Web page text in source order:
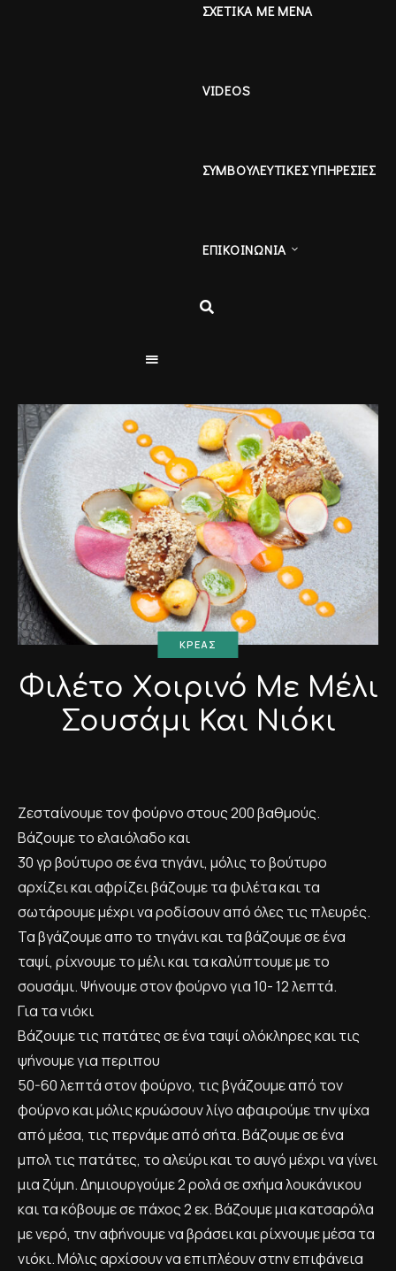
ΣΧΕΤΙΚΑ ΜΕ ΜΕΝΑ
VIDEOS
ΣΥΜΒΟΥΛΕΥΤΙΚΕΣ ΥΠΗΡΕΣΙΕΣ
ΕΠΙΚΟΙΝΩΝΙΑ
ΚΡΈΑΣ
Φιλέτο Xοιρινό Mε Mέλι
Σουσάμι Και Νιόκι
Ζεσταίνουμε τον φούρνο στους 200 βαθμούς.
Βάζουμε το ελαιόλαδο και
30 γρ βούτυρο σε ένα τηγάνι, μόλις το βούτυρο
αρχίζει και αφρίζει βάζουμε τα φιλέτα και τα
σωτάρουμε μέχρι να ροδίσουν από όλες τις πλευρές.
Τα βγάζουμε απο το τηγάνι και τα βάζουμε σε ένα
ταψί, ρίχνουμε το μέλι και τα καλύπτουμε με το
σουσάμι. Ψήνουμε στον φούρνο για 10- 12 λεπτά.
Για τα νιόκι
Βάζουμε τις πατάτες σε ένα ταψί ολόκληρες και τις
ψήνουμε για περιπου
50-60 λεπτά στον φούρνο, τις βγάζουμε από τον
φούρνο και μόλις κρυώσουν λίγο αφαιρούμε την ψίχα
από μέσα, τις περνάμε από σήτα. Βάζουμε σε ένα
μπολ τις πατάτες, το αλεύρι και το αυγό μέχρι να γίνει
μια ζύμη. Δημιουργούμε 2 ρολά σε σχήμα λουκάνικου
και τα κόβουμε σε πάχος 2 εκ. Βάζουμε μια κατσαρόλα
με νερό, την αφήνουμε να βράσει και ρίχνουμε μέσα τα
νιόκι. Μόλις αρχίσουν να επιπλέουν στην επιφάνεια